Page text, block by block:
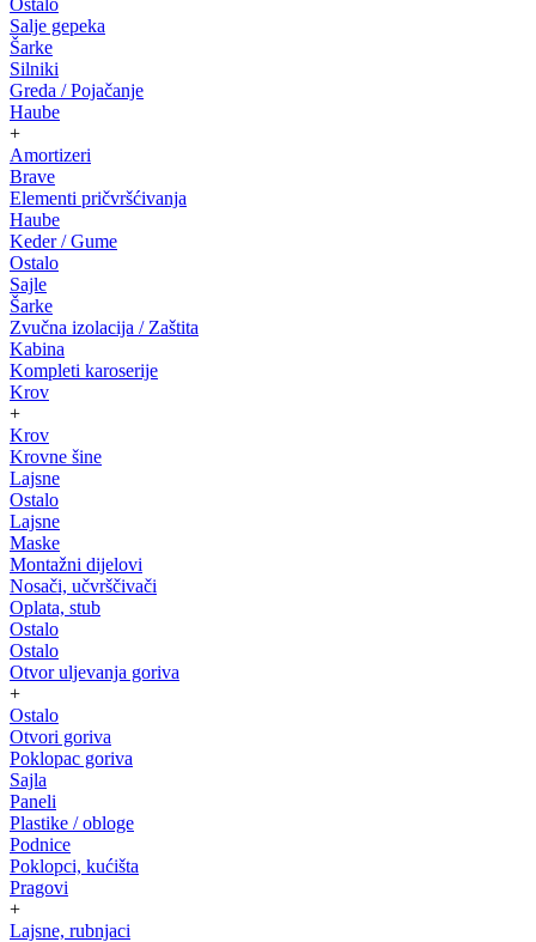
Ostalo
Salje gepeka
Šarke
Silniki
Greda / Pojačanje
Haube
+
Amortizeri
Brave
Elementi pričvršćivanja
Haube
Keder / Gume
Ostalo
Sajle
Šarke
Zvučna izolacija / Zaštita
Kabina
Kompleti karoserije
Krov
+
Krov
Krovne šine
Lajsne
Ostalo
Lajsne
Maske
Montažni dijelovi
Nosači, učvrščivači
Oplata, stub
Ostalo
Ostalo
Otvor uljevanja goriva
+
Ostalo
Otvori goriva
Poklopac goriva
Sajla
Paneli
Plastike / obloge
Podnice
Poklopci, kućišta
Pragovi
+
Lajsne, rubnjaci